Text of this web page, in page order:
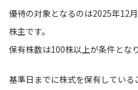
優待の対象となるのは2025年12
株主です。
保有株数は100株以上が条件となり
基準日までに株式を保有してい